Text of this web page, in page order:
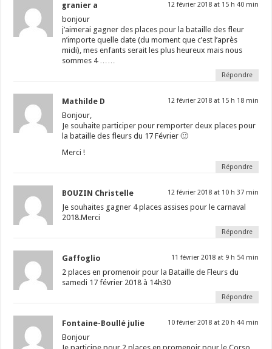
granier a 12 février 2018 at 15 h 40 min
bonjour
j’aimerai gagner des places pour la bataille des fleur
n’importe quelle date (du moment que c’est l’après
midi), mes enfants serait les plus heureux mais nous
sommes 4 ……
Répondre
Mathilde D 12 février 2018 at 15 h 18 min
Bonjour,
Je souhaite participer pour remporter deux places pour
la bataille des fleurs du 17 Février 🙂
Merci !
Répondre
BOUZIN Christelle 12 février 2018 at 10 h 37 min
Je souhaites gagner 4 places assises pour le carnaval
2018.Merci
Répondre
Gaffoglio 11 février 2018 at 9 h 54 min
2 places en promenoir pour la Bataille de Fleurs du
samedi 17 février 2018 à 14h30
Répondre
Fontaine-Boullé julie 10 février 2018 at 20 h 44 min
Bonjour